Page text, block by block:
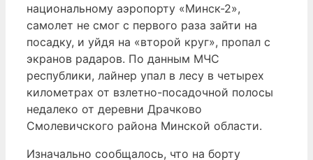
национальному аэропорту «Минск-2»,
самолет не смог с первого раза зайти на
посадку, и уйдя на «второй круг», пропал с
экранов радаров. По данным МЧС
республики, лайнер упал в лесу в четырех
километрах от взлетно-посадочной полосы
недалеко от деревни Драчково
Смолевичского района Минской области.
Изначально сообщалось, что на борту